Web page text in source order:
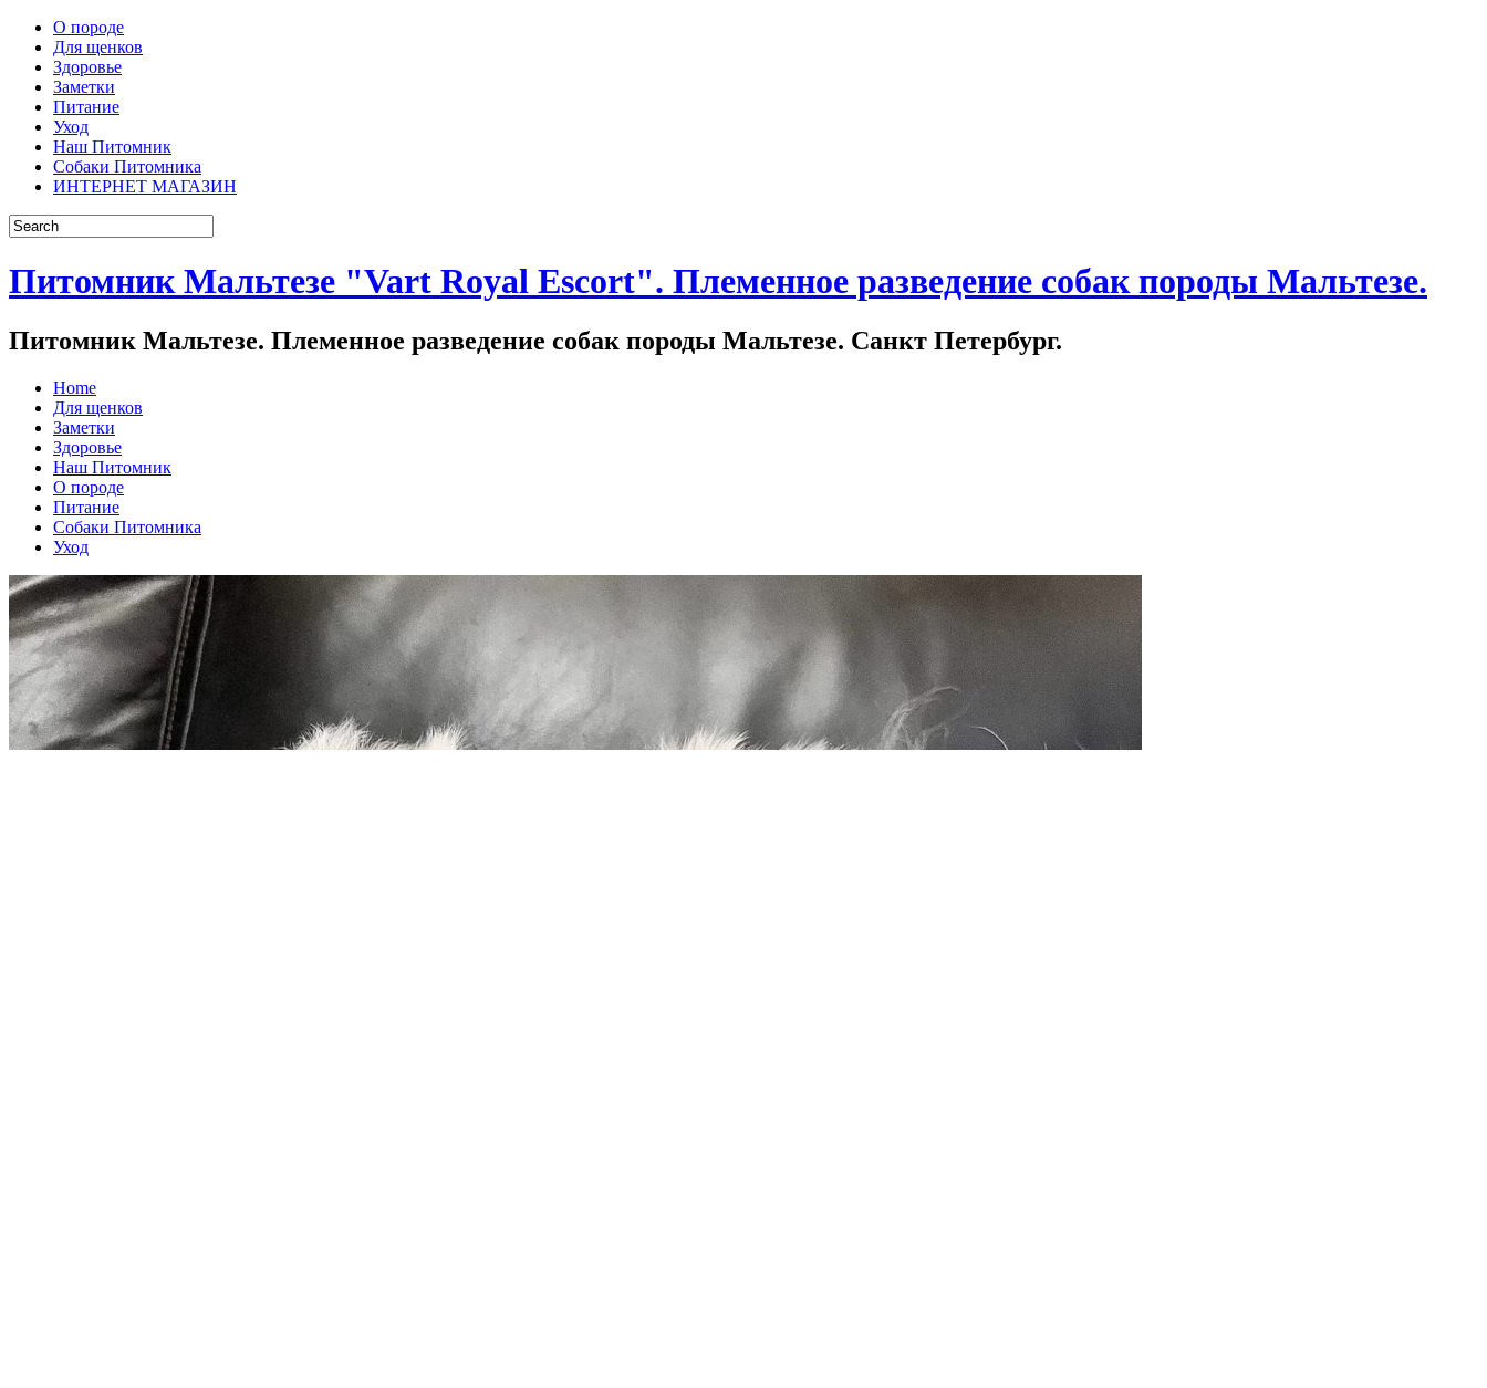
О породе
Для щенков
Здоровье
Заметки
Питание
Уход
Наш Питомник
Собаки Питомника
ИНТЕРНЕТ МАГАЗИН
Питомник Мальтезе "Vart Royal Escort". Племенное разведение собак породы Мальтезе.
Питомник Мальтезе. Племенное разведение собак породы Мальтезе. Санкт Петербург.
Home
Для щенков
Заметки
Здоровье
Наш Питомник
О породе
Питание
Собаки Питомника
Уход